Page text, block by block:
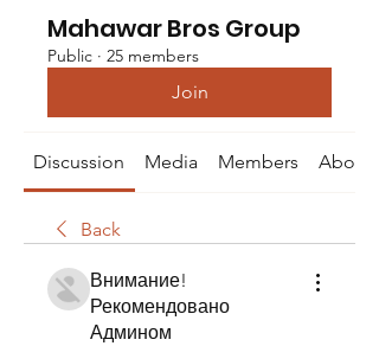
Mahawar Bros Group
Public · 25 members
Join
Discussion Media Members About
Back
Внимание!
Рекомендовано
Админом